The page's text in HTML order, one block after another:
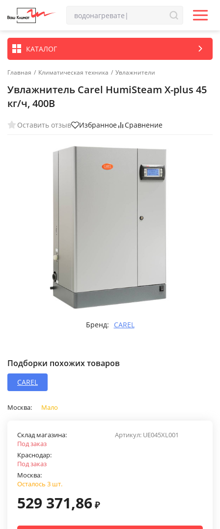
КАТАЛОГ
Главная / Климатическая техника / Увлажнители
Увлажнитель Carel HumiSteam X-plus 45
кг/ч, 400В
Оставить отзыв Избранное Сравнение
Бренд: CAREL
Подборки похожих товаров
CAREL
Москва: Мало
Артикул: UE045XL001
Склад магазина:
Под заказ
Краснодар:
Под заказ
Москва:
Осталось 3 шт.
529 371,86 ₽